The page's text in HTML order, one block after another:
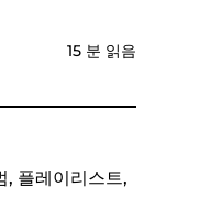
15 분 읽음
플레이리스트,